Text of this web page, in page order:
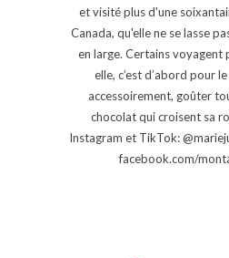
et visité plus d'une
Canada, qu'elle ne se lasse
en large. Certains voyagent
elle, c’est d’abord pour
accessoirement, goûter
chocolat qui croisent sa
Instagram et TikTok:
facebook.com/